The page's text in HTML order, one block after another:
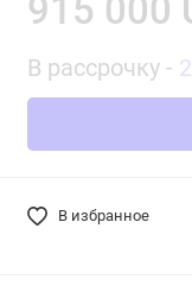
915 000
В рассрочку -
В избранное